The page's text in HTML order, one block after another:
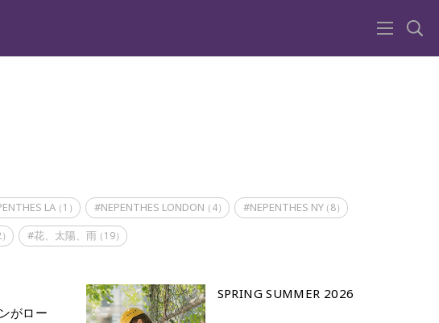
LA（1） #NEPENTHES LONDON（4） #NEPENTHES NY（8）
#花、太陽、雨（19）
がロー
SPRING SUMMER 2026